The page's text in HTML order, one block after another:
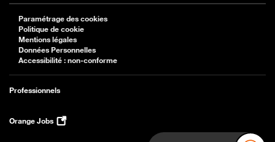
Paramétrage des cookies
Politique de cookie
Mentions légales
Données Personnelles
Accessibilité : non-conforme
Professionnels
Orange Jobs